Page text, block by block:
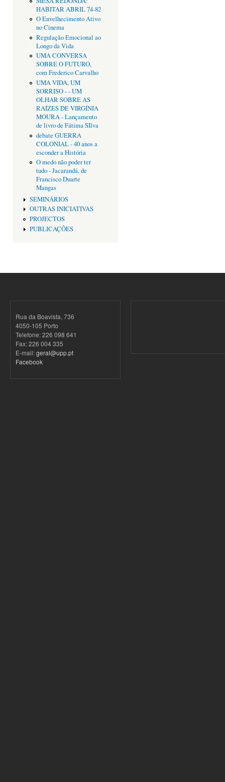
HABITAR ABRIL 74-82
O Envelhecimento Ativo
no Cinema
Regulação Emocional ao
Longo da Vida
UMA CONVERSA
SOBRE O FUTURO,
com Frederico Carvalho
UMA VIDA, UM
SORRISO - - UM
OLHAR SOBRE AS
RAÍZES DE VIRGÍNIA
MOURA - Lançamento
de livro de Fátima SIlva
debate GUERRA
COLONIAL - 40 anos a
esconder a História
O medo não poder ter
tudo - Jacarandá, de
Francisco Duarte
Mangas
SEMINÁRIOS
OUTRAS INICIATIVAS
PROJECTOS
PUBLICAÇÕES
Rua da Boavista, 736
4050-105 Porto
Telefone: 226 098 641
Fax: 226 004 335
E-mail:geral@upp.pt
Facebook